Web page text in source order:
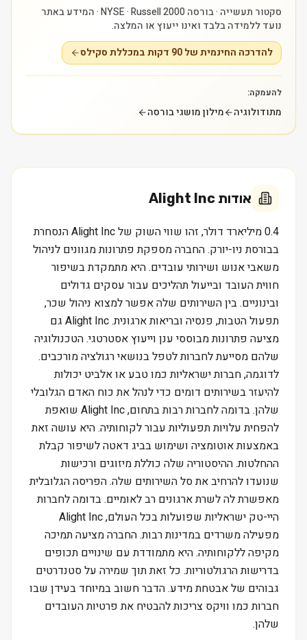
סקטור תעשייה · בורסה NYSE · Russell 2000 · המידע באתר
נועד ללמידה בלבד ואינו ייעוץ או המלצה.
להדרכה החינמית של 90 דקות במכללת סקילס
להעמקה:
מתודולוגיה מילון מושגי בורסה
אודות Alight Inc
0.4 מיליארד דולר, זהו שווי השוק של Alight Inc הנסחרת
בבורסת ניו-יורק. החברה מספקת פתרונות מגוונים לניהול
משאבי אנוש ושירותי עובדים. היא מתמקדת בשיפור
חווית העובד ובייעול תהליכים עבור עסקים גדולים
ובינוניים. בין השירותים שלה אפשר למצוא ניהול שכר,
תפעול הטבות, פנסיה ובריאות ארגונית. Alight Inc גם
מציעה פתרונות מבוססי ענן וייעוץ אסטרטגי. הטכנולוגיה
שלהם מסייעת לחברות לטפל בנושאי רגולציה מורכבים.
לדוגמה, חברות ישראליות כמו טבע או אלביט יכולות
להיעזר בשירותים דומים כדי לנהל את כוח האדם הגלובלי
שלהן. בדומה לחברות רבות בתחום, Alight Inc שואפת
להפחית עלויות תפעוליות עבור לקוחותיה. היא עושה זאת
באמצעות אוטומציה ושימוש בביג דאטה לשיפור קבלת
ההחלטות. ההיסטוריה שלה כוללת מיזוגים ורכישות
שנועדו להרחיב את סל השירותים שלה. הפריסה הגלובלית
מאפשרת לה לשרת ארגונים רב לאומיים. בדומה לחברות
היי-טק ישראליות שפועלות בכל העולם, Alight Inc
מפעילה משרדים במדינות רבות. החברה מציעה תמיכה
מקיפה ללקוחותיה. היא מתמודדת עם שינויים תכופים
בדרישות הרגולטוריות. כל זאת תוך שמירה על סטנדרטים
גבוהים של אבטחת מידע. הדבר חשוב במיוחד בעידן שבו
חברות כמו וויקס צריכות להבטיח את פרטיות העובדים
שלהן.